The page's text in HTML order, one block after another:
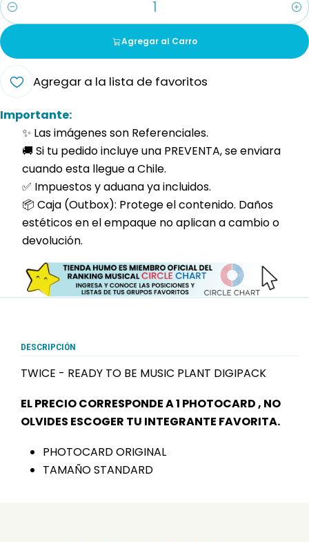
Cantidad
Agregar al Carro
Agregar a la lista de favoritos
Importante:
✨ Las imágenes son Referenciales.
🚚 Si tu pedido incluye una PREVENTA, se enviara
cuando esta llegue a Chile.
✅ Impuestos y aduana ya incluidos.
📦 Caja (Outbox): Protege el contenido. Daños
estéticos en el empaque no aplican a cambio o
devolución.
DESCRIPCIÓN
TWICE - READY TO BE MUSIC PLANT DIGIPACK
EL PRECIO CORRESPONDE A 1 PHOTOCARD , NO
OLVIDES ESCOGER TU INTEGRANTE FAVORITA.
PHOTOCARD ORIGINAL
TAMAÑO STANDARD